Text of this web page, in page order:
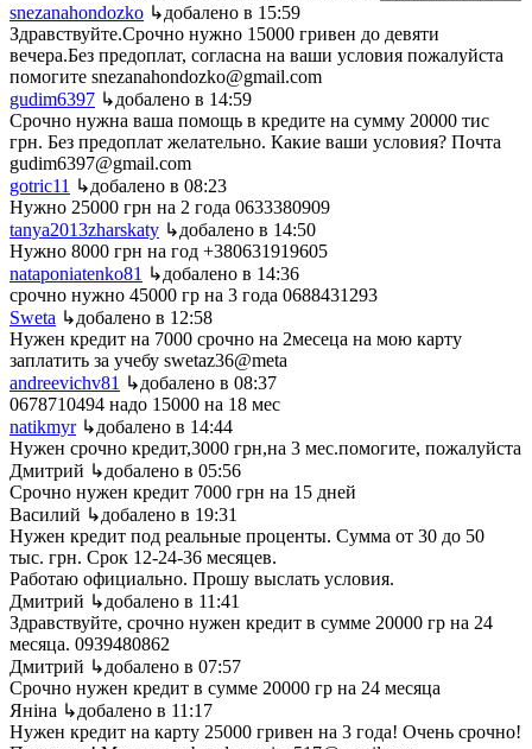
snezanahondozko ↳добалено в 15:59
Здравствуйте.Срочно нужно 15000 гривен до девяти
вечера.Без предоплат, согласна на ваши условия пожалуйста
помогите snezanahondozko@gmail.com
gudim6397 ↳добалено в 14:59
Срочно нужна ваша помощь в кредите на сумму 20000 тис
грн. Без предоплат желательно. Какие ваши условия? Почта
gudim6397@gmail.com
gotric11 ↳добалено в 08:23
Нужно 25000 грн на 2 года 0633380909
tanya2013zharskaty ↳добалено в 14:50
Нужно 8000 грн на год +380631919605
nataponiatenko81 ↳добалено в 14:36
срочно нужно 45000 гр на 3 года 0688431293
Sweta ↳добалено в 12:58
Нужен кредит на 7000 срочно на 2месеца на мою карту
заплатить за учебу swetaz36@meta
andreevichv81 ↳добалено в 08:37
0678710494 надо 15000 на 18 мес
natikmyr ↳добалено в 14:44
Нужен срочно кредит,3000 грн,на 3 мес.помогите, пожалуйста
Дмитрий ↳добалено в 05:56
Срочно нужен кредит 7000 грн на 15 дней
Василий ↳добалено в 19:31
Нужен кредит под реальные проценты. Сумма от 30 до 50
тыс. грн. Срок 12-24-36 месяцев.
Работаю официально. Прошу выслать условия.
Дмитрий ↳добалено в 11:41
Здравствуйте, срочно нужен кредит в сумме 20000 гр на 24
месяца. 0939480862
Дмитрий ↳добалено в 07:57
Срочно нужен кредит в сумме 20000 гр на 24 месяца
Яніна ↳добалено в 11:17
Нужен кредит на карту 25000 гривен на 3 года! Очень срочно!